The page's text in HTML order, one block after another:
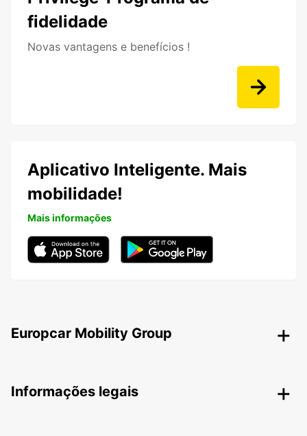
fidelidade
Novas vantagens e benefícios !
Aplicativo Inteligente. Mais
mobilidade!
Mais informações
Europcar Mobility Group
Informações legais